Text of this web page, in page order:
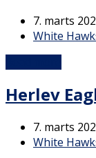
7. marts
White
Herlev
7. marts
White